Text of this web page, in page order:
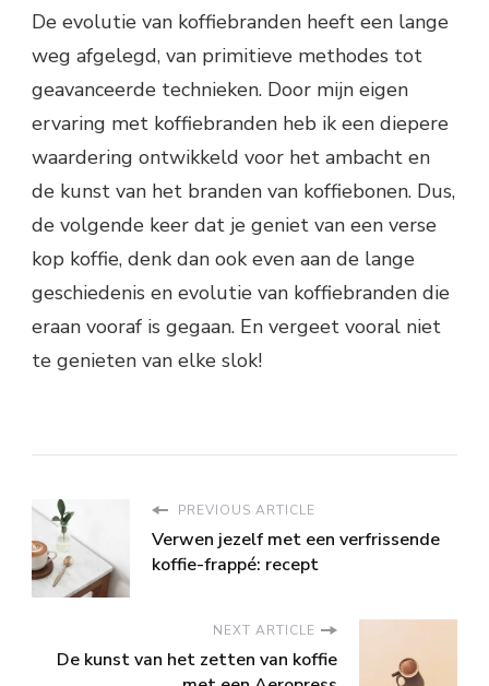
De evolutie van koffiebranden heeft een lange
weg afgelegd, van primitieve methodes tot
geavanceerde technieken. Door mijn eigen
ervaring met koffiebranden heb ik een diepere
waardering ontwikkeld voor het ambacht en
de kunst van het branden van koffiebonen. Dus,
de volgende keer dat je geniet van een verse
kop koffie, denk dan ook even aan de lange
geschiedenis en evolutie van koffiebranden die
eraan vooraf is gegaan. En vergeet vooral niet
te genieten van elke slok!
PREVIOUS ARTICLE
Verwen jezelf met een verfrissende
koffie-frappé: recept
NEXT ARTICLE
De kunst van het zetten van koffie